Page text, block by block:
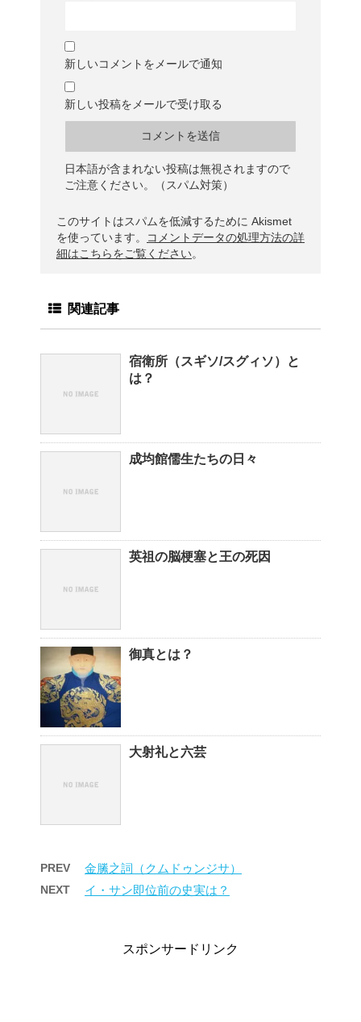
新しいコメントをメールで通知
新しい投稿をメールで受け取る
日本語が含まれない投稿は無視されますので
ご注意ください。（スパム対策）
このサイトはスパムを低減するために Akismet
を使っています。
コメントデータの処理方法の詳
細はこちらをご覧ください。
関連記事
宿衛所（スギソ/スグィソ）と
は？
成均館儒生たちの日々
英祖の脳梗塞と王の死因
御真とは？
大射礼と六芸
PREV 金縢之詞（クムドゥンジサ）
NEXT イ・サン即位前の史実は？
スポンサードリンク